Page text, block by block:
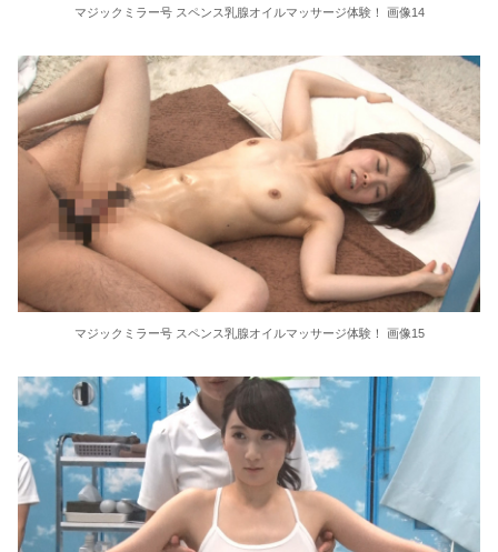
マジックミラー号 スペンス乳腺オイルマッサージ体験！ 画像14
マジックミラー号 スペンス乳腺オイルマッサージ体験！ 画像15